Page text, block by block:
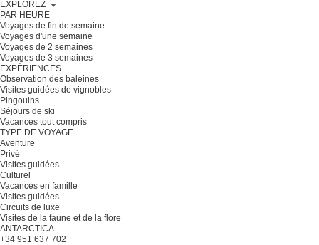
EXPLOREZ
PAR HEURE
Voyages de fin de semaine
Voyages d'une semaine
Voyages de 2 semaines
Voyages de 3 semaines
EXPÉRIENCES
Observation des baleines
Visites guidées de vignobles
Pingouins
Séjours de ski
Vacances tout compris
TYPE DE VOYAGE
Aventure
Privé
Visites guidées
Culturel
Vacances en famille
Visites guidées
Circuits de luxe
Visites de la faune et de la flore
ANTARCTICA
+34 951 637 702